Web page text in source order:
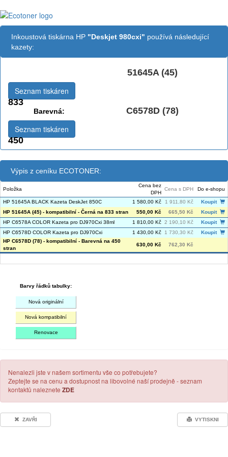
Inkoustová tiskárna HP "Deskjet 980cxi" používá následující
kazety:
51645A (45)
833
Seznam tiskáren
Barevná: C6578D (78)
450
Seznam tiskáren
Výpis z ceníku ECOTONER:
Položka
Cena bez
DPH
Cena s DPH Do e-shopu
HP 51645A BLACK Kazeta DeskJet 850C 1 580,00 Kč 1 911,80 Kč
Koupit
HP 51645A (45) - kompatibilní - Černá na 833 stran
550,00 Kč 665,50 Kč
Koupit
HP C6578A COLOR Kazeta pro DJ970Cxi 38ml
1 810,00 Kč 2 190,10 Kč
Koupit
HP C6578D COLOR Kazeta pro DJ970Cxi
1 430,00 Kč 1 730,30 Kč
Koupit
HP C6578D (78) - kompatibilní - Barevná na 450
stran
630,00 Kč 762,30 Kč
Barvy řádků tabulky:
Nová originální
Nová kompatibilní
Renovace
Nenalezli jste v našem sortimentu vše co potřebujete?
Zeptejte se na cenu a dostupnost na libovolné naší prodejně - seznam
kontaktů naleznete ZDE
ZAVŘI VYTISKNI